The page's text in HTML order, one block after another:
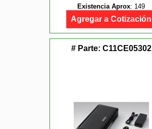
Existencia Aprox: 149
Agregar a Cotización
# Parte: C11CE05302